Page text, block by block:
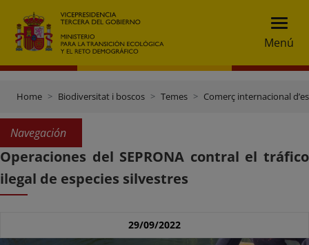
Menú
Home Biodiversitat i boscos Temes Comerç internacional
Navegación
Operaciones del SEPRONA contral el tráfico
ilegal de especies silvestres
29/09/2022